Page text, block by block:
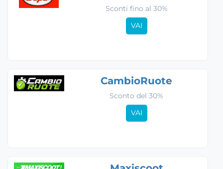
Sconti fino al 30%
VAI
CambioRuote
Sconto del 30%
VAI